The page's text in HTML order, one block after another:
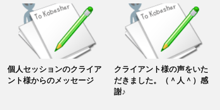
個人セッションのクライア
ント様からのメッセージ
クライアント様の声をいた
だきました。（＾人＾）感
謝♪